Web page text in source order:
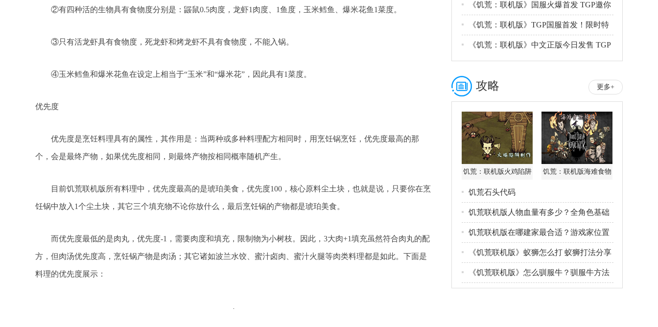
②有四种活的生物具有食物度分别是：鼹鼠0.5肉度，龙虾1肉度、1鱼度，玉米鳕鱼、爆米花鱼1菜度。
③只有活龙虾具有食物度，死龙虾和烤龙虾不具有食物度，不能入锅。
④玉米鳕鱼和爆米花鱼在设定上相当于“玉米”和“爆米花”，因此具有1菜度。
优先度
优先度是烹饪料理具有的属性，其作用是：当两种或多种料理配方相同时，用烹饪锅烹饪，优先度最高的那
个，会是最终产物，如果优先度相同，则最终产物按相同概率随机产生。
目前饥荒联机版所有料理中，优先度最高的是琥珀美食，优先度100，核心原料尘土块，也就是说，只要你在烹
饪锅中放入1个尘土块，其它三个填充物不论你放什么，最后烹饪锅的产物都是琥珀美食。
而优先度最低的是肉丸，优先度-1，需要肉度和填充，限制物为小树枝。因此，3大肉+1填充虽然符合肉丸的配
方，但肉汤优先度高，烹饪锅产物是肉汤；其它诸如波兰水饺、蜜汁卤肉、蜜汁火腿等肉类料理都是如此。下面是
料理的优先度展示：
力
《饥荒：联机版》国服火爆首发 TGP邀你
《饥荒：联机版》TGP国服首发！限时特
惠
《饥荒：联机版》中文正版今日发售 TGP
攻略 更多+
饥荒：联机版火鸡陷阱
制作教程
饥荒：联机版海难食物
饥荒石头代码
饥荒联机版人物血量有多少？全角色基础
属性
饥荒联机版在哪建家最合适？游戏家位置
选择
《饥荒联机版》蚁狮怎么打 蚁狮打法分享
《饥荒联机版》怎么驯服牛？驯服牛方法